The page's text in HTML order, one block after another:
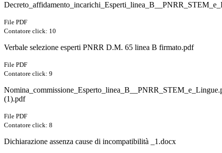
File PDF
Contatore click: 10
Verbale selezione esperti PNRR D.M. 65 linea B firmato.pdf
File PDF
Contatore click: 9
(1).pdf
File PDF
Contatore click: 8
Dichiarazione assenza cause di incompatibilità _1.docx